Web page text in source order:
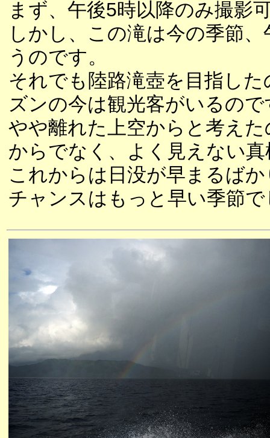
まず、午後5時以降のみ撮影
しかし、この滝は今の季節
うのです。
それでも陸路滝壺を目指し
ズンの今は観光客がいるので
やや離れた上空からと考え
からでなく、よく見えない
これからは日没が早まるば
チャンスはもっと早い季節